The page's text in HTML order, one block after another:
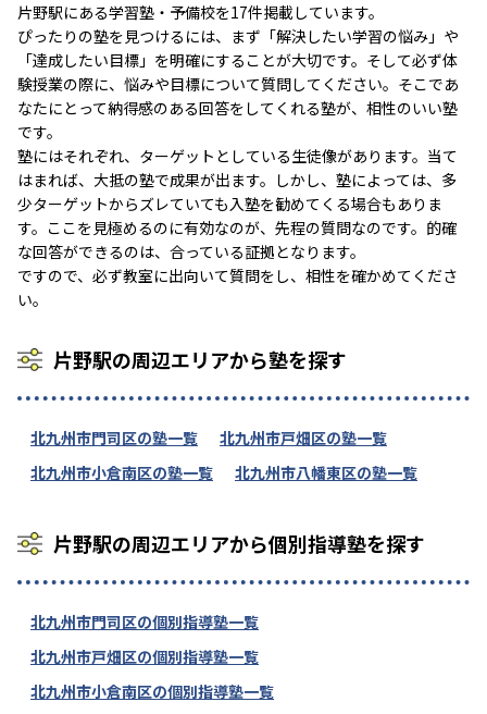
片野駅にある学習塾・予備校を17件掲載しています。
ぴったりの塾を見つけるには、まず「解決したい学習の悩み」や
「達成したい目標」を明確にすることが大切です。そして必ず体
験授業の際に、悩みや目標について質問してください。そこであ
なたにとって納得感のある回答をしてくれる塾が、相性のいい塾
です。
塾にはそれぞれ、ターゲットとしている生徒像があります。当て
はまれば、大抵の塾で成果が出ます。しかし、塾によっては、多
少ターゲットからズレていても入塾を勧めてくる場合もありま
す。ここを見極めるのに有効なのが、先程の質問なのです。的確
な回答ができるのは、合っている証拠となります。
ですので、必ず教室に出向いて質問をし、相性を確かめてくださ
い。
片野駅の周辺エリアから塾を探す
北九州市門司区の塾一覧
北九州市戸畑区の塾一覧
北九州市小倉南区の塾一覧
北九州市八幡東区の塾一覧
片野駅の周辺エリアから個別指導塾を探す
北九州市門司区の個別指導塾一覧
北九州市戸畑区の個別指導塾一覧
北九州市小倉南区の個別指導塾一覧